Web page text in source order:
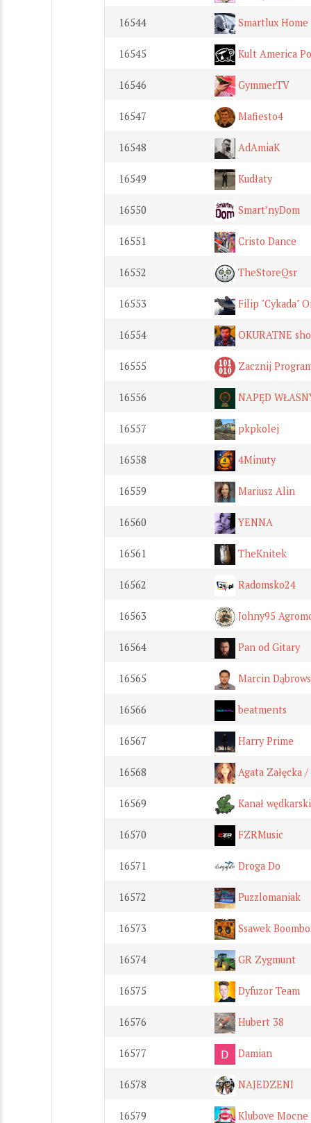
16544 Smartlux Home
16545 Kult America
16546 GymmerTV
16547 Mafiesto4
16548 AdAmiaK
16549 Kudłaty
16550 Smart’nyDom
16551 Cristo Dance
16552 TheStoreQsr
16553 Filip "Cykada"
16554 OKURATNE
16555 Zacznij
16556 NAPĘD
16557 pkpkolej
16558 4Minuty
16559 Mariusz Alin
16560 YENNA
16561 TheKnitek
16562 Radomsko24
16563 Johny95
16564 Pan od Gitary
16565 Marcin
16566 beatments
16567 Harry Prime
16568 Agata Załęcka
16569 Kanał
16570 FZRMusic
16571 Droga Do
16572 Puzzlomaniak
16573 Ssawek
16574 GR Zygmunt
16575 Dyfuzor Team
16576 Hubert 38
16577 Damian
16578 NAJEDZENI
16579 Klubove Mocne